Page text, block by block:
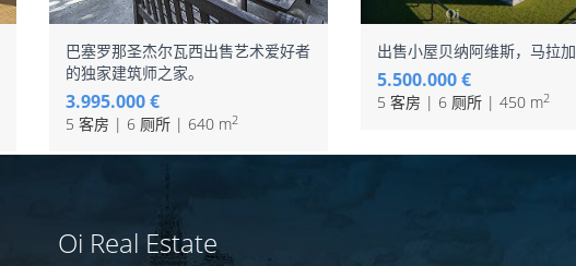
巴塞罗那圣杰尔瓦西出售艺术爱好者
的独家建筑师之家。
3.995.000 €
5 客房 | 6 厕所 | 640 m2
出售小屋贝纳阿维斯，马拉加
5.500.000 €
5 客房 | 6 厕所 | 450 m2
Oi Real Estate